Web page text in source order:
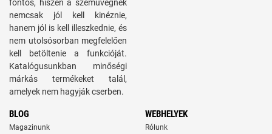
fontos, hiszen a szemüvegnek
nemcsak jól kell kinéznie,
hanem jól is kell illeszkednie, és
nem utolsósorban megfelelően
kell betöltenie a funkcióját.
Katalógusunkban minőségi
márkás termékeket talál,
amelyek nem hagyják cserben.
BLOG
Magazinunk
WEBHELYEK
Rólunk